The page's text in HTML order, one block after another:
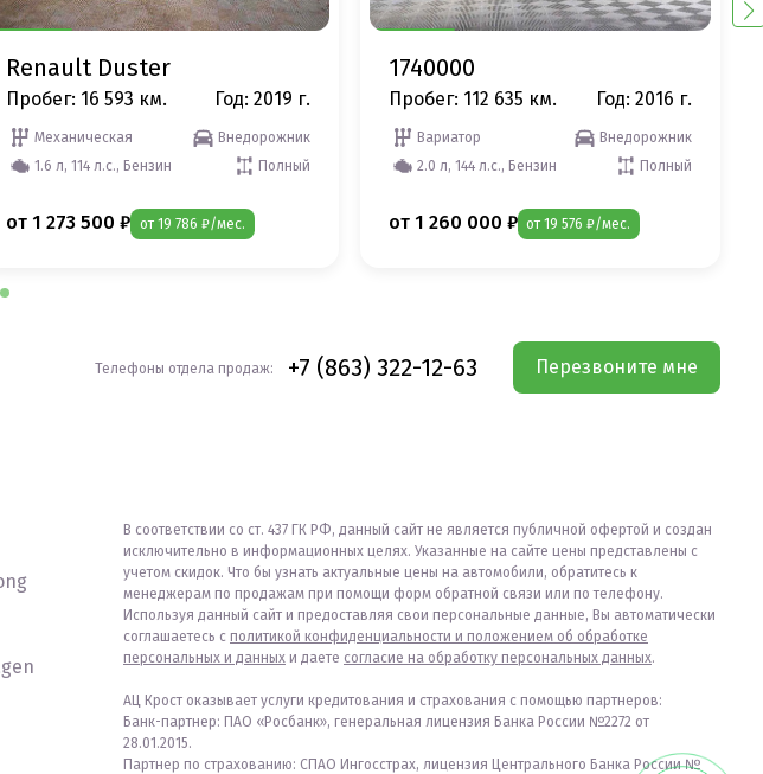
Renault Duster
Пробег: 16 593 км. Год: 2019 г.
Механическая
Внедорожник
1.6 л, 114 л.с., Бензин
Полный
от 1 273 500 ₽ от 19 786 ₽/мес.
1740000
Пробег: 112 635 км. Год: 2016 г.
Вариатор
Внедорожник
2.0 л, 144 л.с., Бензин
Полный
от 1 260 000 ₽ от 19 576 ₽/мес.
Телефоны отдела продаж: +7 (863) 322-12-63 Перезвоните мне
В соответствии со ст. 437 ГК РФ, данный сайт не является публичной офертой и создан
исключительно в информационных целях. Указанные на сайте цены представлены с
учетом скидок. Что бы узнать актуальные цены на автомобили, обратитесь к
менеджерам по продажам при помощи форм обратной связи или по телефону.
Используя данный сайт и предоставляя свои персональные данные, Вы автоматически
соглашаетесь с политикой конфиденциальности и положением об обработке
персональных и данных и даете согласие на обработку персональных данных.
АЦ Крост оказывает услуги кредитования и страхования с помощью партнеров:
Банк-партнер: ПАО «Росбанк», генеральная лицензия Банка России №2272 от
28.01.2015.
Партнер по страхованию: СПАО Ингосстрах, лицензия Центрального Банка России №